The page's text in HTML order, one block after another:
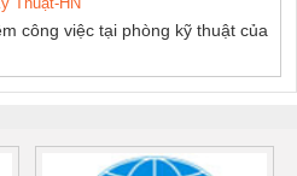
công việc tại phòng kỹ thuật của